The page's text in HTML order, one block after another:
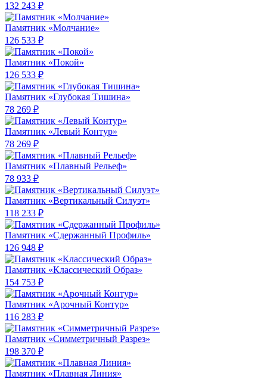
132 243 ₽
Памятник «Молчание»
126 533 ₽
Памятник «Покой»
126 533 ₽
Памятник «Глубокая Тишина»
78 269 ₽
Памятник «Левый Контур»
78 269 ₽
Памятник «Плавный Рельеф»
78 933 ₽
Памятник «Вертикальный Силуэт»
118 233 ₽
Памятник «Сдержанный Профиль»
126 948 ₽
Памятник «Классический Образ»
154 753 ₽
Памятник «Арочный Контур»
116 283 ₽
Памятник «Симметричный Разрез»
198 370 ₽
Памятник «Плавная Линия»